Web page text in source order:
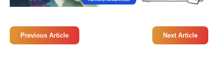
Previous Article Next Article